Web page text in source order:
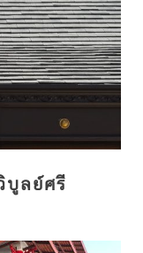
บูลย์ศรี